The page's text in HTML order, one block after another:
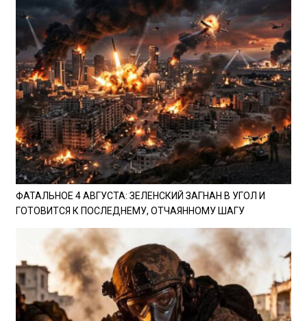
ФАТАЛЬНОЕ 4 АВГУСТА: ЗЕЛЕНСКИЙ ЗАГНАН В УГОЛ И
ГОТОВИТСЯ К ПОСЛЕДНЕМУ, ОТЧАЯННОМУ ШАГУ